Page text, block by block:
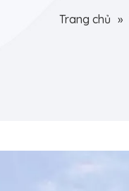
Trang chủ »